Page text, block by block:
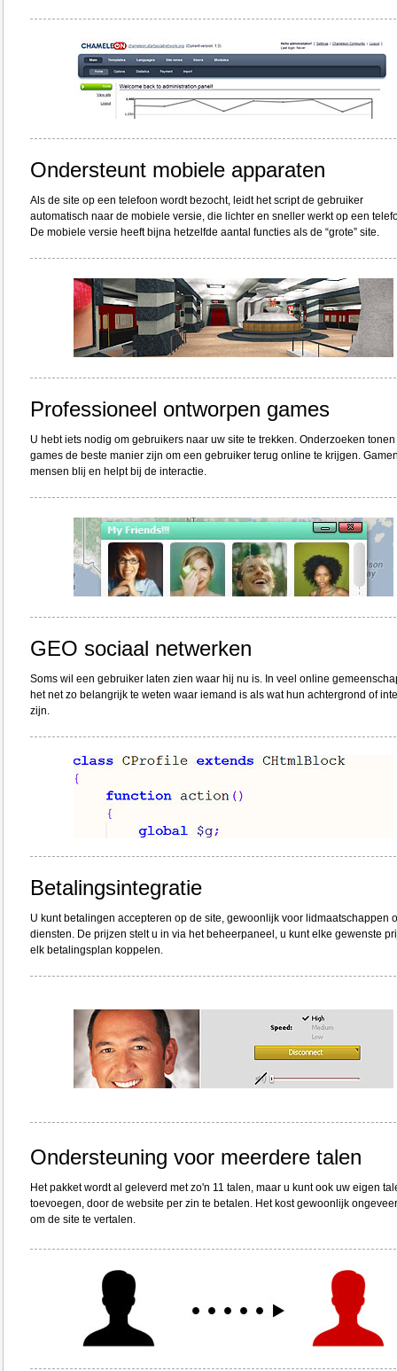
Ondersteunt mobiele apparaten
Als de site op een telefoon wordt bezocht, leidt het script de gebruiker
automatisch naar de mobiele versie, die lichter en sneller werkt op een
De mobiele versie heeft bijna hetzelfde aantal functies als de “grote” site.
Professioneel ontworpen games
U hebt iets nodig om gebruikers naar uw site te trekken. Onderzoeken
games de beste manier zijn om een gebruiker terug online te krijgen.
mensen blij en helpt bij de interactie.
GEO sociaal netwerken
Soms wil een gebruiker laten zien waar hij nu is. In veel online
het net zo belangrijk te weten waar iemand is als wat hun achtergrond of
zijn.
Betalingsintegratie
U kunt betalingen accepteren op de site, gewoonlijk voor lidmaatschappen
diensten. De prijzen stelt u in via het beheerpaneel, u kunt elke gewenste
elk betalingsplan koppelen.
Ondersteuning voor meerdere talen
Het pakket wordt al geleverd met zo'n 11 talen, maar u kunt ook uw eigen
toevoegen, door de website per zin te betalen. Het kost gewoonlijk
om de site te vertalen.